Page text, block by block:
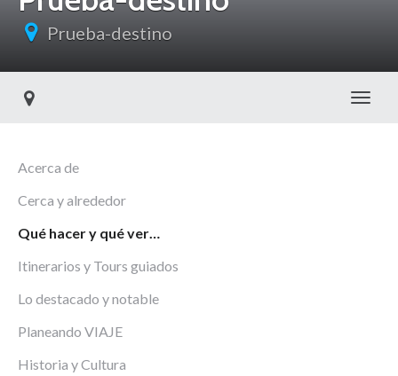
Prueba-destino
Acerca de
Cerca y alrededor
Qué hacer y qué ver…
Itinerarios y Tours guiados
Lo destacado y notable
Planeando VIAJE
Historia y Cultura